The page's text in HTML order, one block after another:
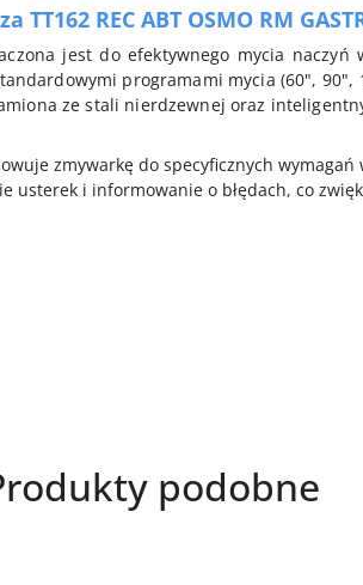
REC ABT OSMO RM
jest do efektywnego mycia
programami mycia (60",
ze stali nierdzewnej oraz
zmywarkę do specyficznych wymagań
usterek i informowanie o błędach, co
podobne